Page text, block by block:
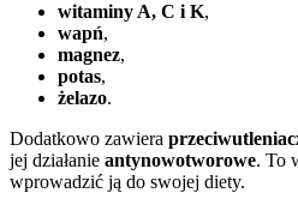
witaminy A, C i K,
wapń,
magnez,
potas,
żelazo.
Dodatkowo zawiera
jej działanie antynowotworowe. To
wprowadzić ją do swojej diety.